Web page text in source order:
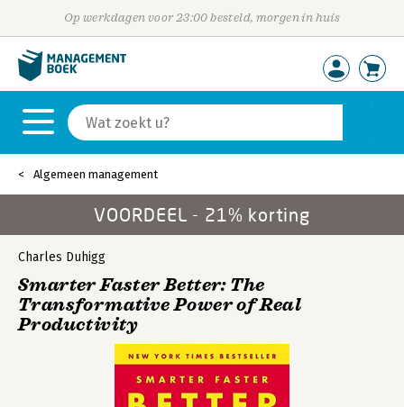
Op werkdagen voor 23:00 besteld, morgen in huis
Algemeen management
VOORDEEL - 21% korting
Charles Duhigg
Smarter Faster Better: The
Transformative Power of Real
Productivity